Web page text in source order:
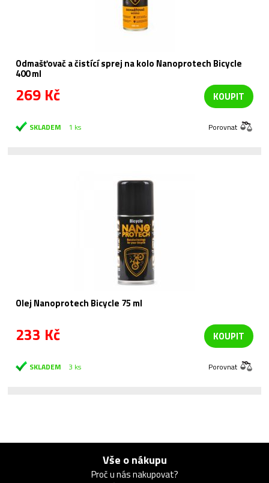
Odmašťovač a čistící sprej na kolo Nanoprotech Bicycle
400 ml
269 Kč KOUPIT
SKLADEM 1 ks Porovnat
Olej Nanoprotech Bicycle 75 ml
233 Kč KOUPIT
SKLADEM 3 ks Porovnat
Vše o nákupu
Proč u nás nakupovat?